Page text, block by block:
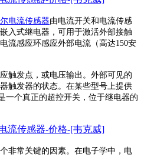
电流传感器由电流开关和电流传感
入式继电器，可用于激活外部接触
流感应环感应外部电流（高达150安
触发点，或电压输出。外部可见的
触发器的状态。在某些型号上提供
一个真正的超控开关，位于继电器的
非常关键的因素。在电子学中，电